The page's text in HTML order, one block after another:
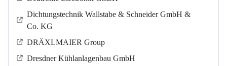
Dichtungstechnik Wallstabe & Schneider GmbH &
Co. KG
DRÄXLMAIER Group
Dresdner Kühlanlagenbau GmbH